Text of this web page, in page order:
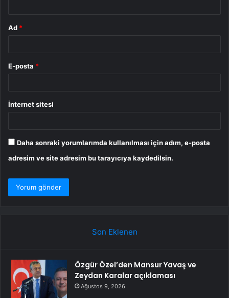
Ad *
E-posta *
İnternet sitesi
Daha sonraki yorumlarımda kullanılması için adım, e-posta
adresim ve site adresim bu tarayıcıya kaydedilsin.
Son Eklenen
Özgür Özel’den Mansur Yavaş ve
Zeydan Karalar açıklaması
Ağustos 9, 2026